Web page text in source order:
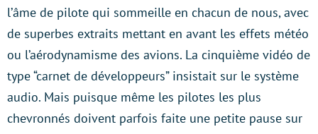
l’âme de pilote qui sommeille en chacun de nous, avec
de superbes extraits mettant en avant les effets météo
ou l’aérodynamisme des avions. La cinquième vidéo de
type “carnet de développeurs” insistait sur le système
audio. Mais puisque même les pilotes les plus
chevronnés doivent parfois faite une petite pause sur